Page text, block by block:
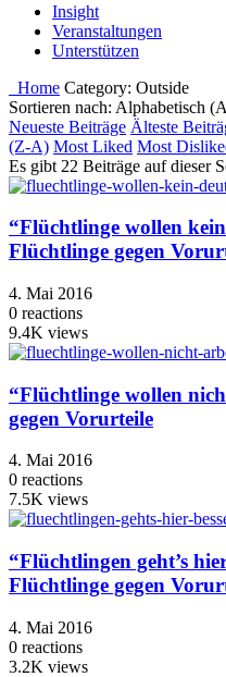
Insight
Veranstaltungen
Unterstützen
Home Category: Outside
Sortieren nach: Alphabetisch
Neueste Beiträge Älteste
(Z-A) Most Liked Most
Es gibt 22 Beiträge auf dieser
“Flüchtlinge wollen
Flüchtlinge gegen
4. Mai 2016
0 reactions
9.4K views
“Flüchtlinge wollen
gegen Vorurteile
4. Mai 2016
0 reactions
7.5K views
“Flüchtlingen geht’s
Flüchtlinge gegen
4. Mai 2016
0 reactions
3.2K views